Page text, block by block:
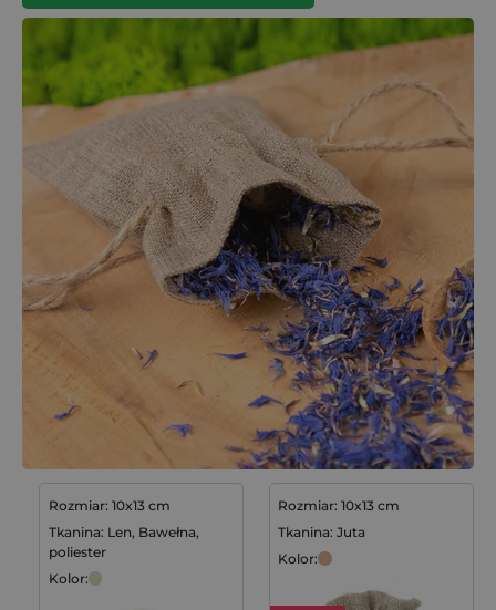
Rozmiar: 10x13 cm
Tkanina: Len, Bawełna,
poliester
Kolor:
Rozmiar: 10x13 cm
Tkanina: Juta
Kolor: